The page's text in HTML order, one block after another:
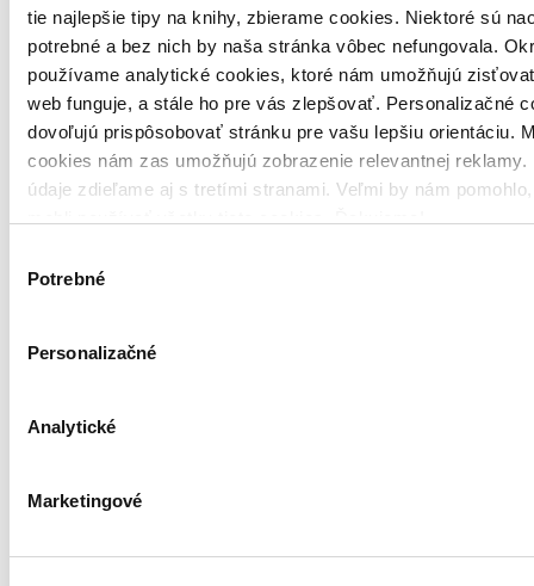
tie najlepšie tipy na knihy, zbierame cookies. Niektoré sú
potrebné a bez nich by naša stránka vôbec nefungovala.
používame analytické cookies, ktoré nám umožňujú
web funguje, a stále ho pre vás zlepšovať. Personalizačné
dovoľujú prispôsobovať stránku pre vašu lepšiu orientáciu.
cookies nám zas umožňujú zobrazenie relevantnej reklamy.
údaje zdieľame aj s tretími stranami. Veľmi by nám
súhlasu
Potrebné
Personalizačné
Analytické
Marketingové
14,10 €
Vložiť do košíka